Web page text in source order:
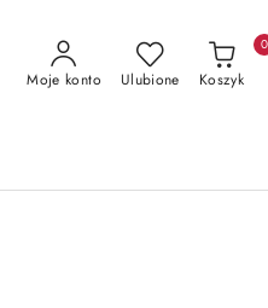
Moje konto Ulubione Koszyk
0